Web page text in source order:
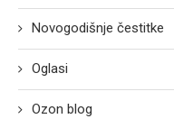
Novogodišnje čestitke
Oglasi
Ozon blog